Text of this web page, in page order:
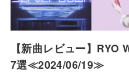
【新曲レビュー】
7選≪2024/06/19≫